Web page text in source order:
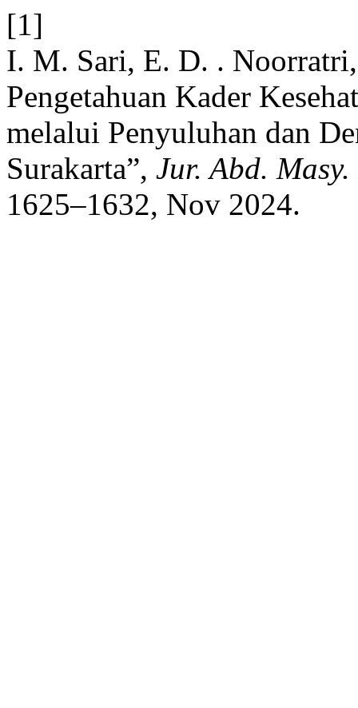
[1]
I. M. Sari, E. D. .
Pengetahuan Kader
melalui Penyuluhan dan
Surakarta”, Jur. Abd.
1625–1632, Nov 2024.